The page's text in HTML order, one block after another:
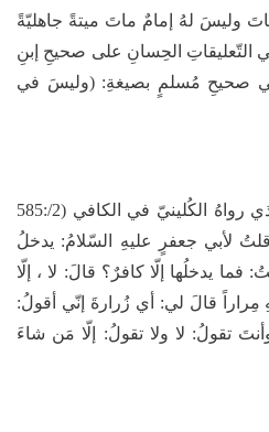
وليسَ لهُ إمامٌ ماتَ ميتةً جاهليّةً
التّعليقاتِ الحِسانِ على صحيحِ إبنِ
جاءَ في صحيحِ مُسلمٍ بصيغةِ: (وليسَ في
في الحديثِ الصّحيحِ، الذي رواهُ الكُلينيّ في الكافي (2/:585
لأبي جعفرٍ عليهِ السّلامُ: يدخلُ
فما يدخلُها إلّا كافرٌ؟ قالَ: لا ، إلّا
مِراراً قالَ لي: أي زُرارةَ إنّي أقولُ:
تقولُ: لا ولا تقولُ: إلّا مَن شاءَ